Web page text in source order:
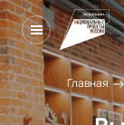
Главная